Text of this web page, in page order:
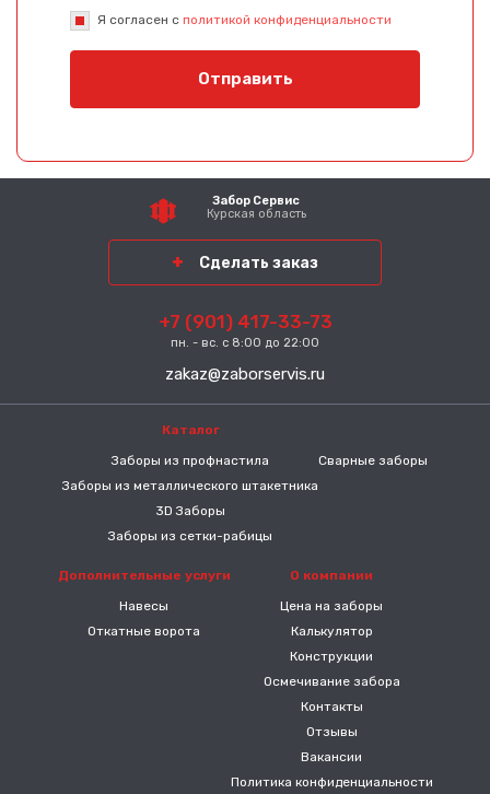
Я согласен с политикой конфиденциальности
Отправить
Забор Сервис
Курская область
Сделать заказ
+7 (901) 417-33-73
пн. - вс. с 8:00 до 22:00
zakaz@zaborservis.ru
Каталог
Заборы из профнастила
Заборы из металлического штакетника
3D Заборы
Заборы из сетки-рабицы
Сварные заборы
Дополнительные услуги
Навесы
Откатные ворота
О компании
Цена на заборы
Калькулятор
Конструкции
Осмечивание забора
Контакты
Отзывы
Вакансии
Политика конфиденциальности